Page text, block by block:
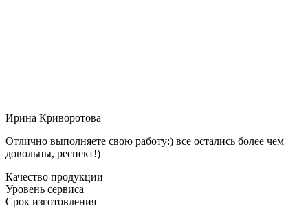
Ирина Криворотова
Отлично выполняете свою работу:) все остались более чем
довольны, респект!)
Качество продукции
Уровень сервиса
Срок изготовления